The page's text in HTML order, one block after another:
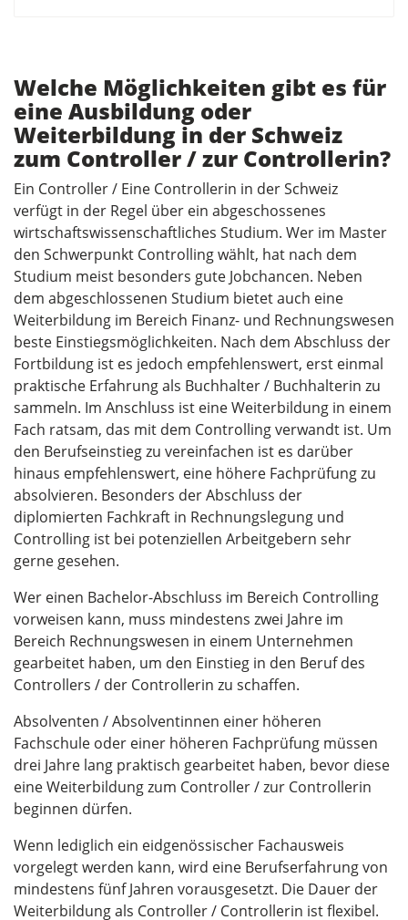
Welche Möglichkeiten gibt es für
eine Ausbildung oder
Weiterbildung in der Schweiz
zum Controller / zur Controllerin?
Ein Controller / Eine Controllerin in der Schweiz
verfügt in der Regel über ein abgeschossenes
wirtschaftswissenschaftliches Studium. Wer im Master
den Schwerpunkt Controlling wählt, hat nach dem
Studium meist besonders gute Jobchancen. Neben
dem abgeschlossenen Studium bietet auch eine
Weiterbildung im Bereich Finanz- und Rechnungswesen
beste Einstiegsmöglichkeiten. Nach dem Abschluss der
Fortbildung ist es jedoch empfehlenswert, erst einmal
praktische Erfahrung als Buchhalter / Buchhalterin zu
sammeln. Im Anschluss ist eine Weiterbildung in einem
Fach ratsam, das mit dem Controlling verwandt ist. Um
den Berufseinstieg zu vereinfachen ist es darüber
hinaus empfehlenswert, eine höhere Fachprüfung zu
absolvieren. Besonders der Abschluss der
diplomierten Fachkraft in Rechnungslegung und
Controlling ist bei potenziellen Arbeitgebern sehr
gerne gesehen.
Wer einen Bachelor-Abschluss im Bereich Controlling
vorweisen kann, muss mindestens zwei Jahre im
Bereich Rechnungswesen in einem Unternehmen
gearbeitet haben, um den Einstieg in den Beruf des
Controllers / der Controllerin zu schaffen.
Absolventen / Absolventinnen einer höheren
Fachschule oder einer höheren Fachprüfung müssen
drei Jahre lang praktisch gearbeitet haben, bevor diese
eine Weiterbildung zum Controller / zur Controllerin
beginnen dürfen.
Wenn lediglich ein eidgenössischer Fachausweis
vorgelegt werden kann, wird eine Berufserfahrung von
mindestens fünf Jahren vorausgesetzt. Die Dauer der
Weiterbildung als Controller / Controllerin ist flexibel.